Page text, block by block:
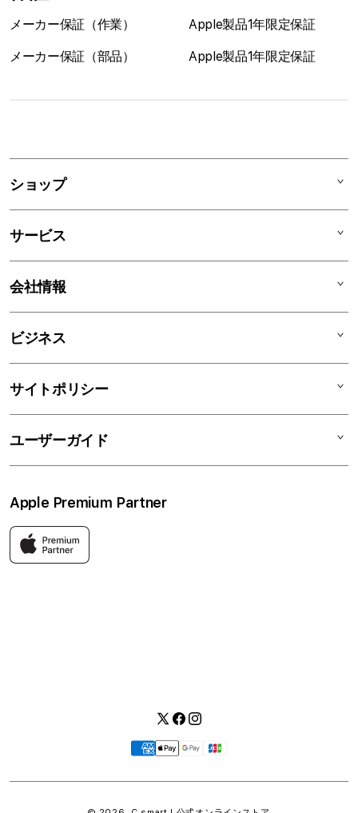
メーカー保証（作業） Apple製品1年限定保証
メーカー保証（部品） Apple製品1年限定保証
コ
ー
デ
ィ
オ
ン
ショップ
Mac
iPhone
AirPods
アクセサリ
サービス
AppleCare+
C smart Card
リユースデバイス
会社情報
C smartとは
ニュース
会社概要
ビジネス
法人のお客様
サイトポリシー
特定商取引法に基づく表記
利用規約
返品・交換
ユーザーガイド
お問い合わせ
FAQ
Apple Premium Partner
Apple製品はもちろん、関連アクセサリーも豊富に取り揃えてい
ます。
Twitter
Facebook
Instagram
支
払